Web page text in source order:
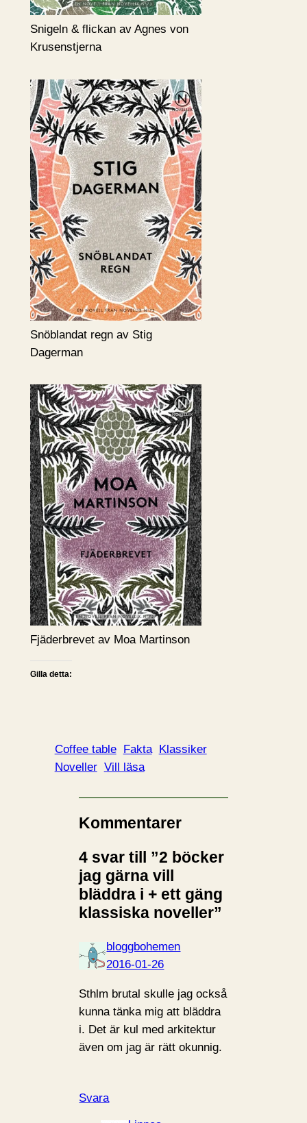
Snigeln & flickan av Agnes von
Krusenstjerna
Snöblandat regn av Stig
Dagerman
Fjäderbrevet av Moa Martinson
Gilla detta:
Coffee table Fakta Klassiker
Noveller Vill läsa
Kommentarer
4 svar till ”2 böcker
jag gärna vill
bläddra i + ett gäng
klassiska noveller”
bloggbohemen
2016-01-26
Sthlm brutal skulle jag också
kunna tänka mig att bläddra
i. Det är kul med arkitektur
även om jag är rätt okunnig.
Svara